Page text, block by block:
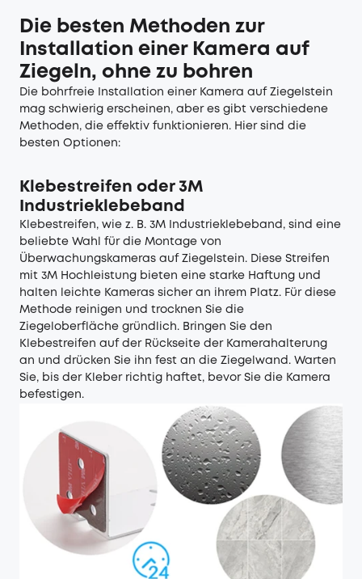
Die besten Methoden zur
Installation einer Kamera auf
Ziegeln, ohne zu bohren
Die bohrfreie Installation einer Kamera auf Ziegelstein
mag schwierig erscheinen, aber es gibt verschiedene
Methoden, die effektiv funktionieren. Hier sind die
besten Optionen:
Klebestreifen oder 3M
Industrieklebeband
Klebestreifen, wie z. B. 3M Industrieklebeband, sind eine
beliebte Wahl für die Montage von
Überwachungskameras auf Ziegelstein. Diese Streifen
mit 3M Hochleistung bieten eine starke Haftung und
halten leichte Kameras sicher an ihrem Platz. Für diese
Methode reinigen und trocknen Sie die
Ziegeloberfläche gründlich. Bringen Sie den
Klebestreifen auf der Rückseite der Kamerahalterung
an und drücken Sie ihn fest an die Ziegelwand. Warten
Sie, bis der Kleber richtig haftet, bevor Sie die Kamera
befestigen.